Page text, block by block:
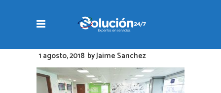
1 agosto, 2018 byJaime Sanchez